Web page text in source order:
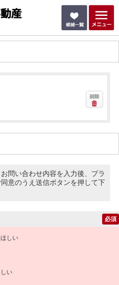
問い合わせ内容を入力後、プラ
意のうえ送信ボタンを押して下
必須
しい
い